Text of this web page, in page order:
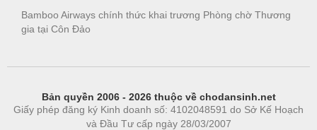
Bamboo Airways chính thức khai trương Phòng chờ Thương
gia tại Côn Đảo
Bản quyền 2006 - 2026 thuộc về chodansinh.net
Giấy phép đăng ký Kinh doanh số: 4102048591 do Sở Kế Hoạch
và Đầu Tư cấp ngày 28/03/2007